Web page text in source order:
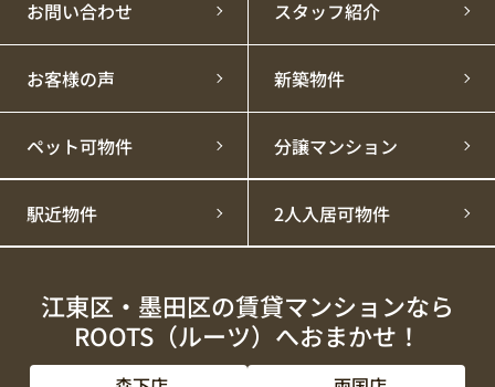
お問い合わせ スタッフ紹介
お客様の声 新築物件
ペット可物件 分譲マンション
駅近物件 2人入居可物件
江東区・墨田区の賃貸マンションなら
ROOTS（ルーツ）へおまかせ！